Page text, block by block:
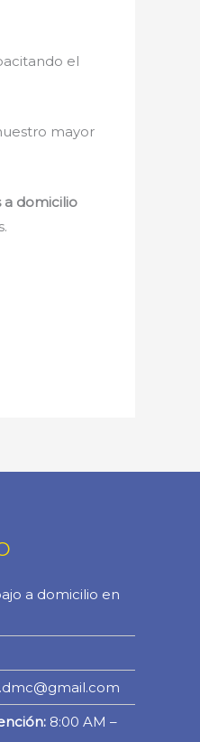
el
mayor
a domicilio
a domicilio en
8:00 AM –